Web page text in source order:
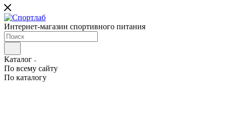
Интернет-магазин спортивного питания
Каталог
По всему сайту
По каталогу